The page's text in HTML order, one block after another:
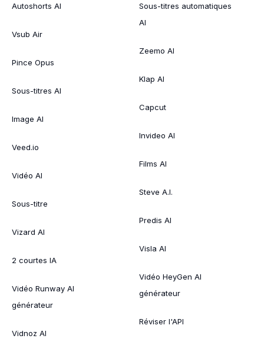
Autoshorts AI
Vsub Air
Pince Opus
Sous-titres AI
Image AI
Veed.io
Vidéo AI
Sous-titre
Vizard AI
2 courtes IA
Vidéo Runway AI
générateur
Vidnoz AI
Sous-titres automatiques
AI
Zeemo AI
Klap AI
Capcut
Invideo AI
Films AI
Steve A.I.
Predis AI
Visla AI
Vidéo HeyGen AI
générateur
Réviser l'API